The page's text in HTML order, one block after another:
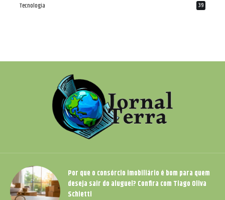
Tecnologia 39
Por que o consórcio imobiliário é bom para quem
deseja sair do aluguel? Confira com Tiago Oliva
Schietti